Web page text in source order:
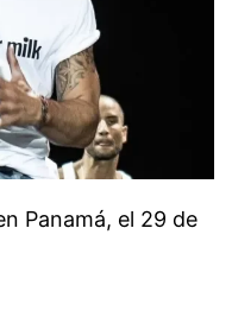
Panamá, el 29 de